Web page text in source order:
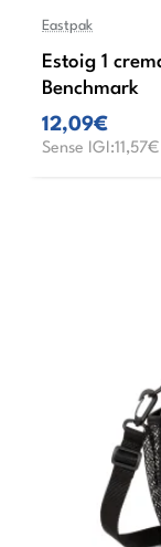
Eastpak
Estoig 1
Benchmark
12,09€
Sense IGI:11,57€